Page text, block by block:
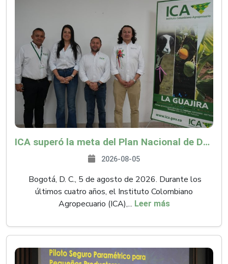
ICA superó la meta del Plan Nacional de Desarrollo y abrió 61 mercados internacionales
2026-08-05
Bogotá, D. C., 5 de agosto de 2026. Durante los
últimos cuatro años, el Instituto Colombiano
Agropecuario (ICA),... Leer más